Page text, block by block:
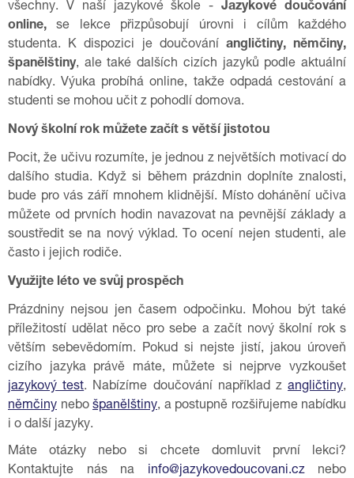
všechny. V naší jazykové škole -Jazykové doučování
online, se lekce přizpůsobují úrovni i cílům každého
studenta. K dispozici je doučování angličtiny, němčiny,
španělštiny, ale také dalších cizích jazyků podle aktuální
nabídky. Výuka probíhá online, takže odpadá cestování a
studenti se mohou učit z pohodlí domova.
Nový školní rok můžete začít s větší jistotou
Pocit, že učivu rozumíte, je jednou z největších motivací do
dalšího studia. Když si během prázdnin doplníte znalosti,
bude pro vás září mnohem klidnější. Místo dohánění učiva
můžete od prvních hodin navazovat na pevnější základy a
soustředit se na nový výklad. To ocení nejen studenti, ale
často i jejich rodiče.
Využijte léto ve svůj prospěch
Prázdniny nejsou jen časem odpočinku. Mohou být také
příležitostí udělat něco pro sebe a začít nový školní rok s
větším sebevědomím. Pokud si nejste jistí, jakou úroveň
cizího jazyka právě máte, můžete si nejprve vyzkoušet
jazykový test. Nabízíme doučování například zangličtiny,
němčiny nebo španělštiny, a postupně rozšiřujeme nabídku
i o další jazyky.
Máte otázky nebo si chcete domluvit první lekci?
Kontaktujte nás na info@jazykovedoucovani.cznebo